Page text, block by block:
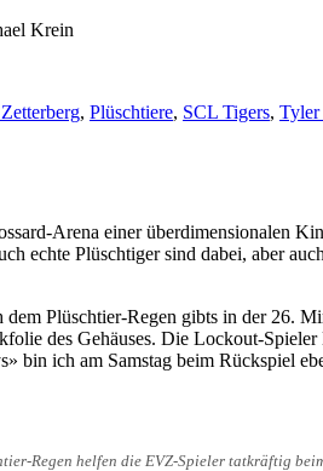
Krein
, Plüschtiere, SCL Tigers, Tyler
Arena einer überdimensionalen
echte Plüschtiger sind dabei, aber
Plüschtier-Regen gibts in der 26.
des Gehäuses. Die Lockout-
bin ich am Samstag beim Rückspiel
Regen helfen die EVZ-Spieler tatkräftig